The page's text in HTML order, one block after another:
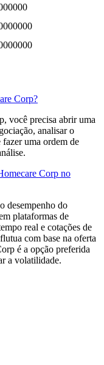
Corp?
você precisa abrir uma
analisar o
uma ordem de
Corp no
desempenho do
plataformas de
real e cotações de
com base na oferta
é a opção preferida
a volatilidade.